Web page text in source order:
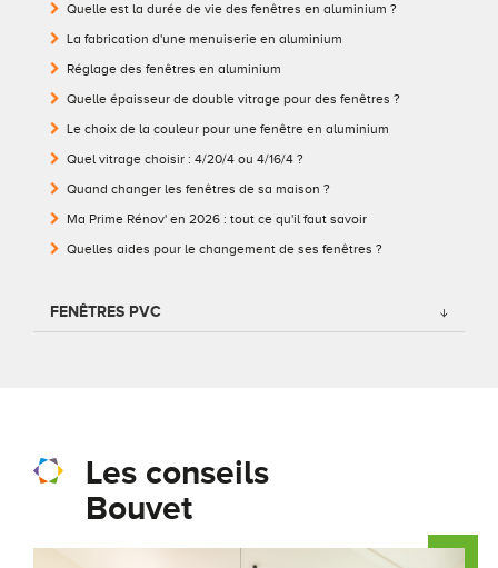
Quelle est la durée de vie des fenêtres en aluminium ?
La fabrication d'une menuiserie en aluminium
Réglage des fenêtres en aluminium
Quelle épaisseur de double vitrage pour des fenêtres ?
Le choix de la couleur pour une fenêtre en aluminium
Quel vitrage choisir : 4/20/4 ou 4/16/4 ?
Quand changer les fenêtres de sa maison ?
Ma Prime Rénov' en 2026 : tout ce qu'il faut savoir
Quelles aides pour le changement de ses fenêtres ?
FENÊTRES PVC
Les conseils
Bouvet